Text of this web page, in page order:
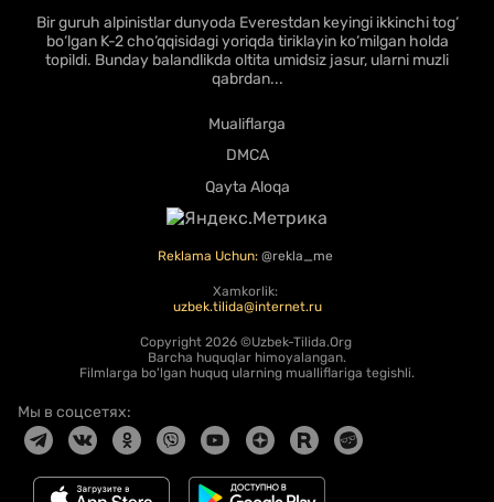
Bir guruh alpinistlar dunyoda Everestdan keyingi ikkinchi tog‘
bo‘lgan K-2 cho‘qqisidagi yoriqda tiriklayin ko‘milgan holda
topildi. Bunday balandlikda oltita umidsiz jasur, ularni muzli
qabrdan...
Mualiflarga
DMCA
Qayta Aloqa
Reklama Uchun: @rekla_me
Xamkorlik:
uzbek.tilida@internet.ru
Copyright 2026 ©Uzbek-Tilida.Org
Barcha huquqlar himoyalangan.
Filmlarga bo'lgan huquq ularning mualliflariga tegishli.
Мы в соцсетях: